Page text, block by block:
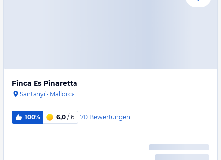
Finca Es Pinaretta
Santanyí· Mallorca
100% 6,0 / 6 70 Bewertungen